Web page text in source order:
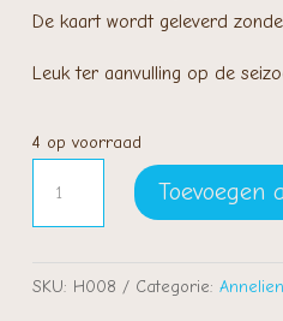
​De kaart wordt geleverd
Leuk ter aanvulling op de
4 op voorraad
aantal
Toevoegen
SKU: H008 Categorie: